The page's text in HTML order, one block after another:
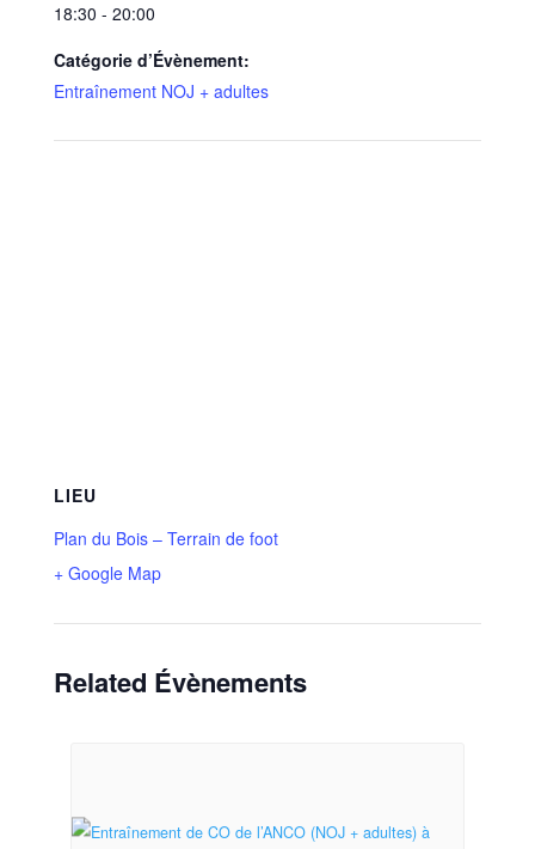
18:30 - 20:00
Catégorie d’Évènement:
Entraînement NOJ + adultes
LIEU
Plan du Bois – Terrain de foot
+ Google Map
Related Évènements